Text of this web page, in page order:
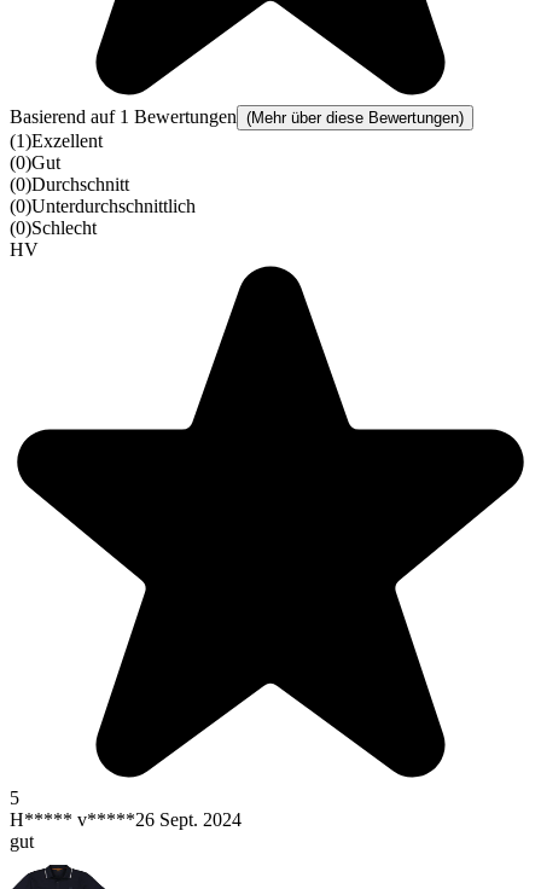
Basierend auf 1 Bewertungen (Mehr über diese Bewertungen)
(1)Exzellent
(0)Gut
(0)Durchschnitt
(0)Unterdurchschnittlich
(0)Schlecht
HV
5
H***** v*****26 Sept. 2024
gut